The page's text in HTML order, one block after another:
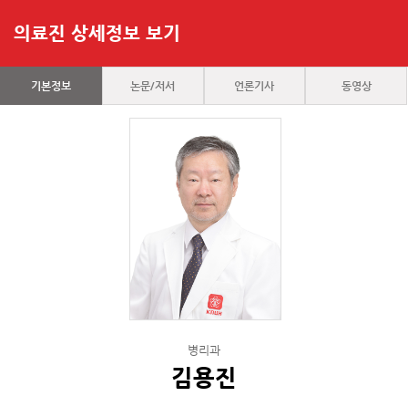
의료진 상세정보 보기
기본정보 논문/저서 언론기사 동영상
병리과
김용진